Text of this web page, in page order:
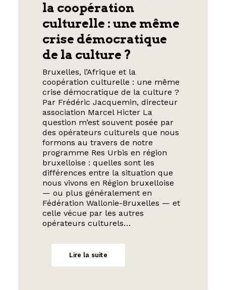
la coopération
culturelle : une même
crise démocratique
de la culture ?
Bruxelles, l’Afrique et la
coopération culturelle : une même
crise démocratique de la culture ?
Par Frédéric Jacquemin, directeur
association Marcel Hicter La
question m’est souvent posée par
des opérateurs culturels que nous
formons au travers de notre
programme Res Urbis en région
bruxelloise : quelles sont les
différences entre la situation que
nous vivons en Région bruxelloise
— ou plus généralement en
Fédération Wallonie-Bruxelles — et
celle vécue par les autres
opérateurs culturels…
Lire la suite